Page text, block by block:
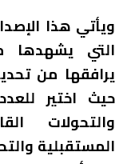
ويأتي هذا
التي يشهدها
يرافقها من
حيث اختير
والتحولات
المستقبلية